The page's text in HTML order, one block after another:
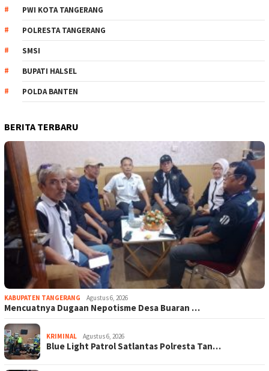
PWI KOTA TANGERANG
POLRESTA TANGERANG
SMSI
BUPATI HALSEL
POLDA BANTEN
BERITA TERBARU
KABUPATEN TANGERANG Agustus 6, 2026
Mencuatnya Dugaan Nepotisme Desa Buaran …
KRIMINAL Agustus 6, 2026
Blue Light Patrol Satlantas Polresta Tan…